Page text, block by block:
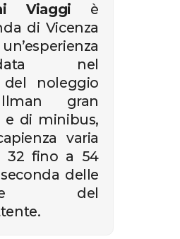
Viaggi è
di Vicenza
nel
noleggio
gran
e di minibus,
varia
32 fino a 54
delle
del